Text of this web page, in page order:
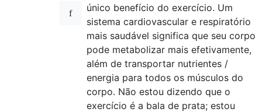
único benefício do exercício. Um
sistema cardiovascular e respiratório
mais saudável significa que seu corpo
pode metabolizar mais efetivamente,
além de transportar nutrientes /
energia para todos os músculos do
corpo. Não estou dizendo que o
exercício é a bala de prata; estou